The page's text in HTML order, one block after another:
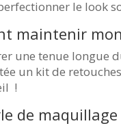
le look
maintenir
une tenue longue
un kit de
!
de